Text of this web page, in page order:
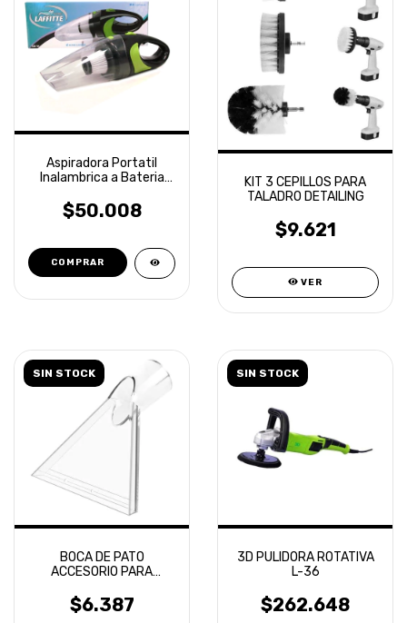
Aspiradora Portatil
Inalambrica a Bateria
$50.008
KIT 3 CEPILLOS PARA
TALADRO DETAILING
$9.621
VER
SIN STOCK
BOCA DE PATO
ACCESORIO PARA
$6.387
SIN STOCK
3D PULIDORA ROTATIVA
L-36
$262.648